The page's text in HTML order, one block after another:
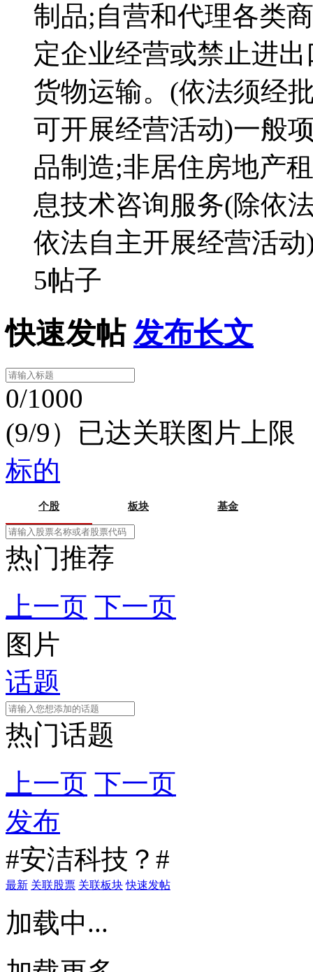
制品;自营和代理各类
定企业经营或禁止进
货物运输。(依法须经
可开展经营活动)一般
品制造;非居住房地产
息技术咨询服务(除依
依法自主开展经营活动
5帖子
快速发帖 发布长文
0/1000
(9/9）已达关联图片上限
标的
个股 板块 基金
热门推荐
上一页 下一页
图片
话题
热门话题
上一页 下一页
发布
#安洁科技？#
最新 关联股票 关联板块 快速发帖
加载中...